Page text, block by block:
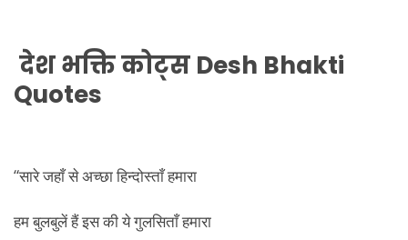
देश भक्ति कोट्स Desh Bhakti
Quotes
“सारे जहाँ से अच्छा हिन्दोस्ताँ हमारा
हम बुलबुलें हैं इस की ये गुलसिताँ हमारा